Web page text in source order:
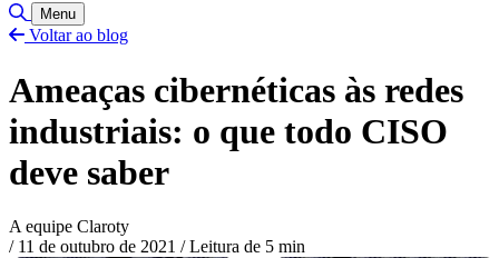
Alternar pesquisa
Menu
Voltar ao blog
Ameaças cibernéticas às redes
industriais: o que todo CISO
deve saber
A equipe Claroty
/ 11 de outubro de 2021 /Leitura de 5 min